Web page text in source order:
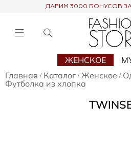
ДАРИМ 3000 БОНУСОВ
ЖЕНСКОЕ
Главная / Каталог / Женское /
Футболка из хлопка